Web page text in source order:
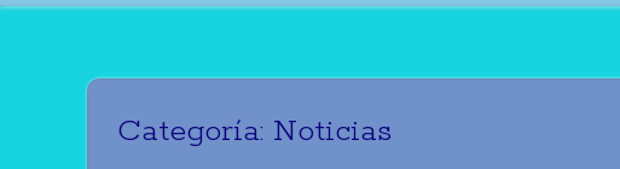
Categoría: Noticias